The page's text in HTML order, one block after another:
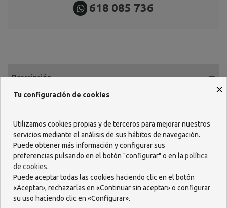
618 085 736
Descripción
Garantiza un tono perfectamente natural y unificada para todo tipo
complejo de pigmentos foto-correctores.
Resistente al agua y al sudor.
Protección UV (SPF 20) para proteger la piel de los rayos del sol.
Protección contra el fotoenvejecimiento gracias al pre-tocoferl.
Los pigmentos del Complejo foto-corrector revelan una tez
natural, uniforme y radiante.
(5.0)
×
Tu configuración de cookies
Utilizamos cookies propias y de terceros para mejorar nuestros
servicios mediante el análisis de sus hábitos de navegación.
Puede obtener más información y configurar sus
preferencias pulsando en el botón "configurar" o en la política
de cookies.
Puede aceptar todas las cookies haciendo clic en el botón
«Aceptar», rechazarlas en «Continuar sin aceptar» o configurar
su uso haciendo clic en «Configurar».